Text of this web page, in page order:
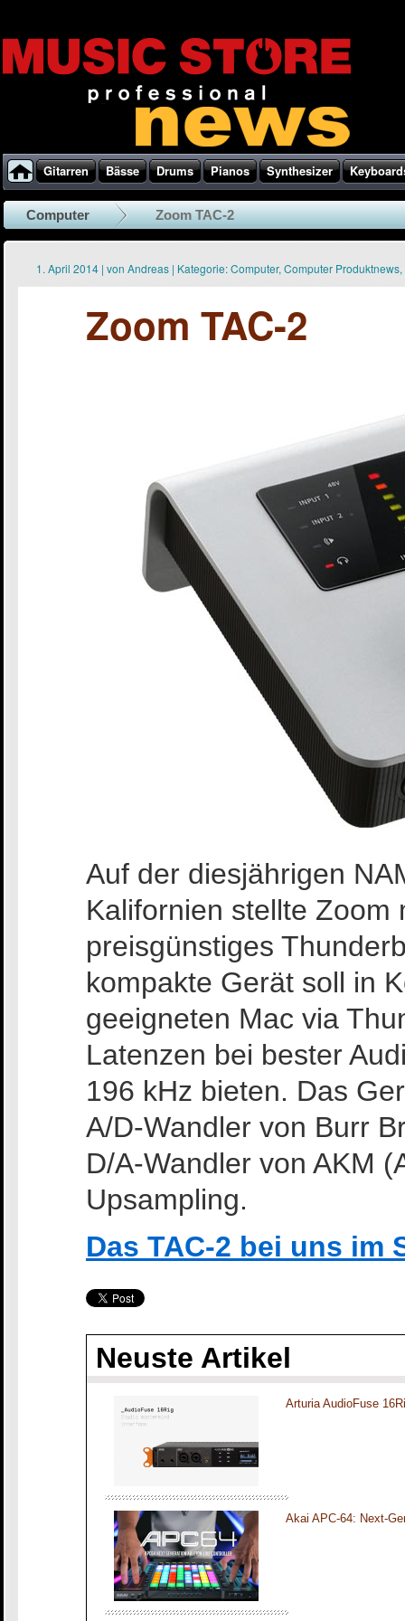
Gitarren Bässe Drums Pianos Synthesizer
Computer Zoom TAC-2
1. April 2014 | von Andreas | Kategorie:Computer, Computer Produktnews,
Zoom TAC-2
Auf der diesjährigen
Kalifornien stellte
preisgünstiges
kompakte Gerät soll in
geeigneten Mac via
Latenzen bei bester
196 kHz bieten. Das
A/D-Wandler von Burr
D/A-Wandler von AKM
Upsampling.
Das TAC-2 bei uns im
Neuste Artikel
Arturia AudioFuse
Akai APC-64: Next-